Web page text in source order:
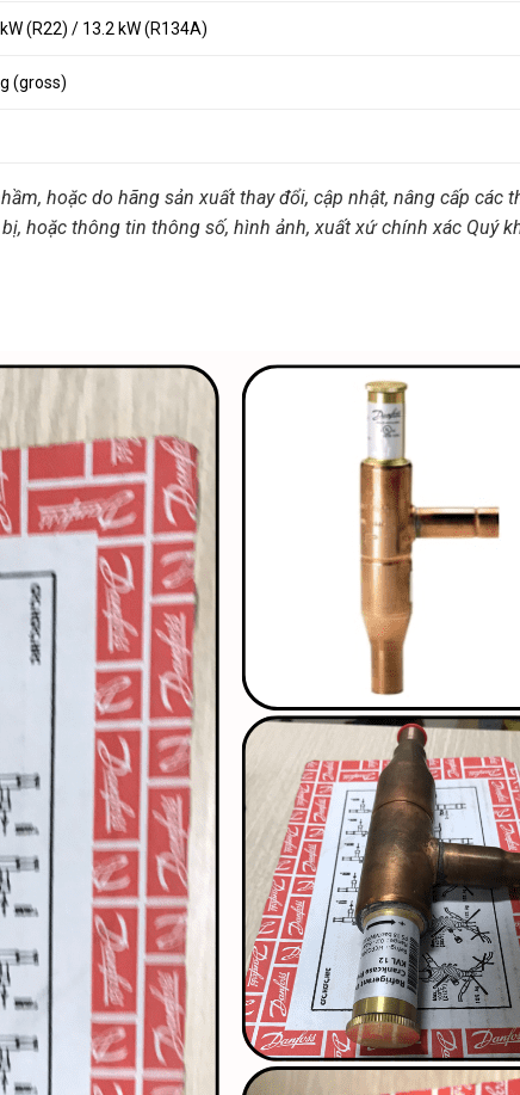
(R22) / 13.2 kW (R134A)
(gross)
hoặc do hãng sản xuất thay đổi, cập nhật, nâng cấp các
hoặc thông tin thông số, hình ảnh, xuất xứ chính xác Quý